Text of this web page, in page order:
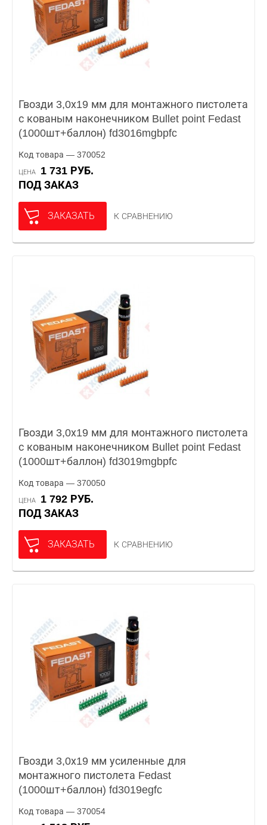
Гвозди 3,0х19 мм для монтажного пистолета
с кованым наконечником Bullet point Fedast
(1000шт+баллон) fd3016mgbpfc
Код товара — 370052
ЦЕНА
1 731 РУБ.
ПОД ЗАКАЗ
ЗАКАЗАТЬ К СРАВНЕНИЮ
Гвозди 3,0х19 мм для монтажного пистолета
с кованым наконечником Bullet point Fedast
(1000шт+баллон) fd3019mgbpfc
Код товара — 370050
ЦЕНА
1 792 РУБ.
ПОД ЗАКАЗ
ЗАКАЗАТЬ К СРАВНЕНИЮ
Гвозди 3,0х19 мм усиленные для
монтажного пистолета Fedast
(1000шт+баллон) fd3019egfc
Код товара — 370054